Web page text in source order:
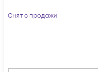
Снят с продажи